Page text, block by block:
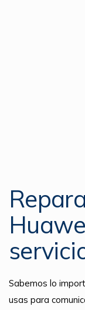
Sabemos lo
usas para